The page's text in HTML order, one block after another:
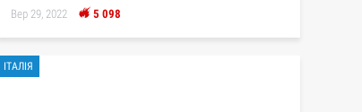
Вер 29, 2022 5 098
ІТАЛІЯ